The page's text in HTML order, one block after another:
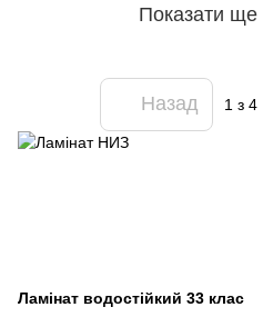
Показати ще
Назад 1 з 4
Ламінат водостійкий 33 клас